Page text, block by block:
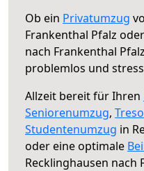
Ob ein Privatumzug
Frankenthal Pfalz
nach Frankenthal
problemlos und
Allzeit bereit für Ihren
Seniorenumzug,
Studentenumzug in
oder eine optimale
Recklinghausen nach